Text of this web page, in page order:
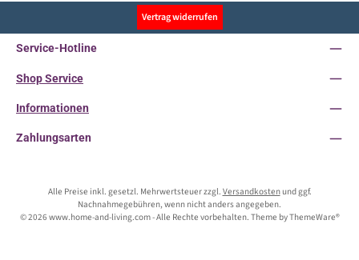
Vertrag widerrufen
Service-Hotline
Shop Service
Informationen
Zahlungsarten
Alle Preise inkl. gesetzl. Mehrwertsteuer zzgl. Versandkostenund ggf.
Nachnahmegebühren, wenn nicht anders angegeben.
© 2026 www.home-and-living.com - Alle Rechte vorbehalten. Theme byThemeWare®